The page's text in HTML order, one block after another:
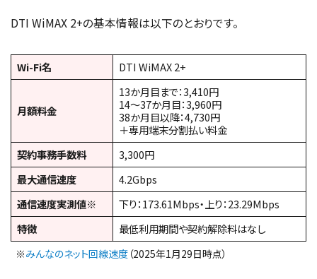
DTI WiMAX 2+の基本情報は以下のとおりです。
Wi-Fi名 DTI WiMAX 2+
月額料金
13か月目まで：3,410円
14〜37か月目：3,960円
38か月目以降：4,730円
＋専用端末分割払い料金
契約事務手数料
3,300円
最大通信速度
4.2Gbps
通信速度実測値※
下り：173.61Mbps・上り：23.29Mbps
特徴
最低利用期間や契約解除料はなし
※みんなのネット回線速度 （2025年1月29日時点）